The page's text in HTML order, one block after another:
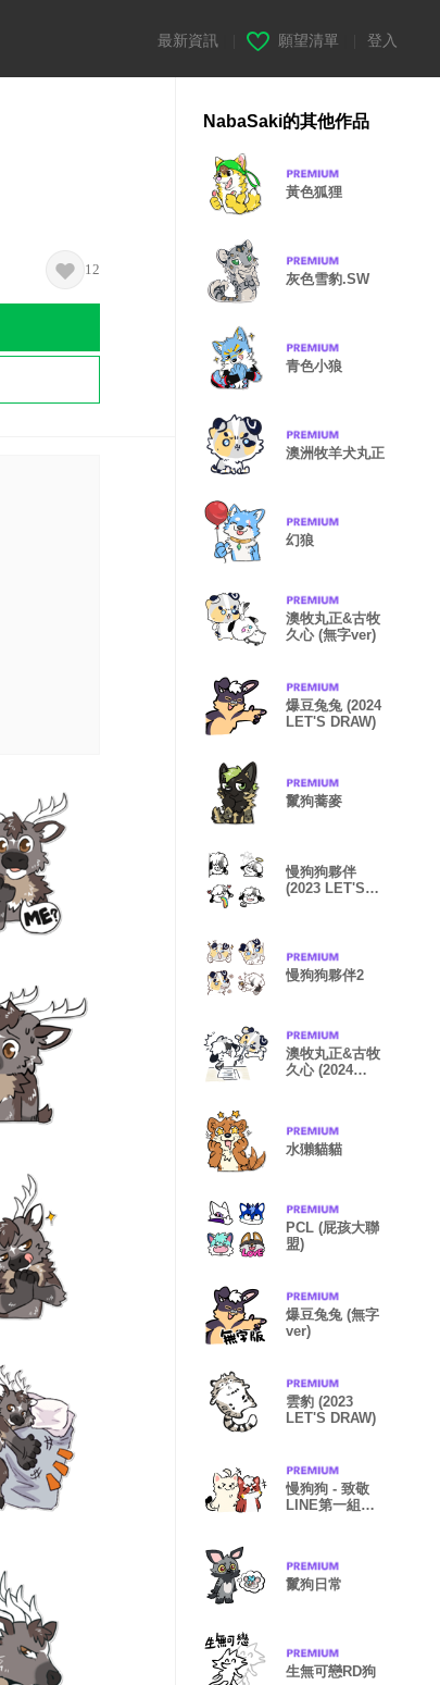
最新資訊 願望清單 登入
12
NabaSaki的其他作品
黃色狐狸
灰色雪豹.SW
青色小狼
澳洲牧羊犬丸正
幻狼
澳牧丸正&古牧
久心 (無字ver)
爆豆兔兔 (2024
LET'S DRAW)
鬣狗蕎麥
慢狗狗夥伴
(2023 LET'S
慢狗狗夥伴2
澳牧丸正&古牧
久心 (2024
水獺貓貓
PCL (屁孩大聯
盟)
爆豆兔兔 (無字
ver)
雲豹 (2023
LET'S DRAW)
慢狗狗 - 致敬
LINE第一組貼
鬣狗日常
生無可戀RD狗